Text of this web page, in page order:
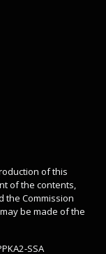
of this
of the contents,
the Commission
be made of the
SSA